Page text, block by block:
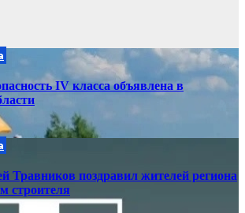
IV класса объявлена в
Травников поздравил жителей региона
строителя